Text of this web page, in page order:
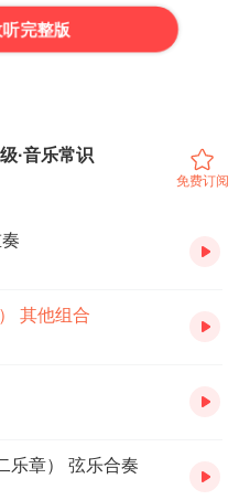
完整版
·音乐常识
免费订阅
其他组合
乐章） 弦乐合奏